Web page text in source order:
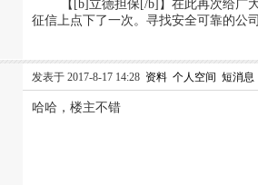
【[b]立德担保[/b]】在此再次给广大
征信上点下了一次。寻找安全可靠的公
发表于 2017-8-17 14:28 资料 个人空间 短消息
哈哈，楼主不错